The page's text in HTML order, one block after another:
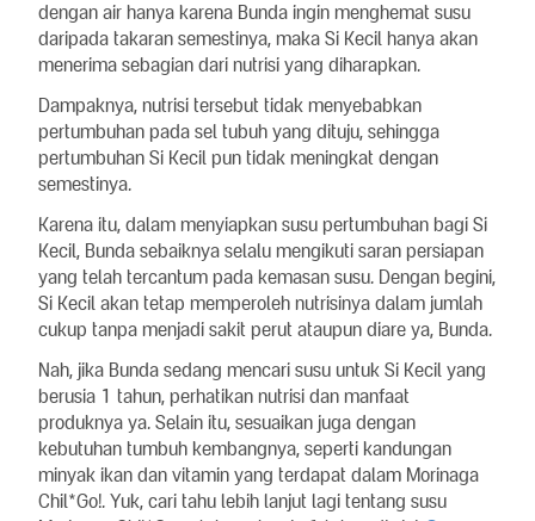
dengan air hanya karena Bunda ingin menghemat susu
daripada takaran semestinya, maka Si Kecil hanya akan
menerima sebagian dari nutrisi yang diharapkan.
Dampaknya, nutrisi tersebut tidak menyebabkan
pertumbuhan pada sel tubuh yang dituju, sehingga
pertumbuhan Si Kecil pun tidak meningkat dengan
semestinya.
Karena itu, dalam menyiapkan susu pertumbuhan bagi Si
Kecil, Bunda sebaiknya selalu mengikuti saran persiapan
yang telah tercantum pada kemasan susu. Dengan begini,
Si Kecil akan tetap memperoleh nutrisinya dalam jumlah
cukup tanpa menjadi sakit perut ataupun diare ya, Bunda.
Nah, jika Bunda sedang mencari susu untuk Si Kecil yang
berusia 1 tahun, perhatikan nutrisi dan manfaat
produknya ya. Selain itu, sesuaikan juga dengan
kebutuhan tumbuh kembangnya, seperti kandungan
minyak ikan dan vitamin yang terdapat dalam Morinaga
Chil*Go!. Yuk, cari tahu lebih lanjut lagi tentang susu